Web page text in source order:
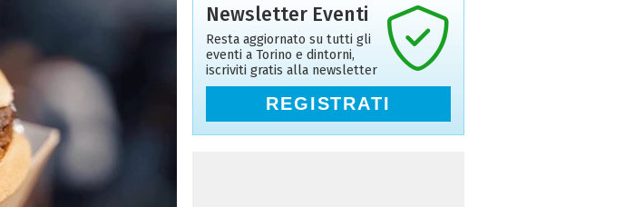
Newsletter Eventi
Resta aggiornato su tutti gli
eventi a Torino e dintorni,
iscriviti gratis alla newsletter
REGISTRATI